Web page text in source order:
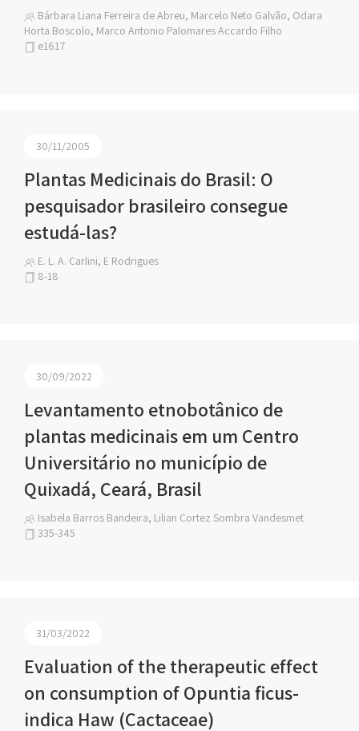
Bárbara Liana Ferreira de Abreu, Marcelo Neto Galvão, Odara
Horta Boscolo, Marco Antonio Palomares Accardo Filho
e1617
30/11/2005
Plantas Medicinais do Brasil: O
pesquisador brasileiro consegue
estudá-las?
E. L. A. Carlini, E Rodrigues
8-18
30/09/2022
Levantamento etnobotânico de
plantas medicinais em um Centro
Universitário no município de
Quixadá, Ceará, Brasil
Isabela Barros Bandeira, Lilian Cortez Sombra Vandesmet
335-345
31/03/2022
Evaluation of the therapeutic effect
on consumption of Opuntia ficus-
indica Haw (Cactaceae)